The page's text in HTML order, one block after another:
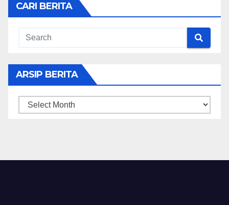
CARI BERITA
ARSIP BERITA
ARSIP